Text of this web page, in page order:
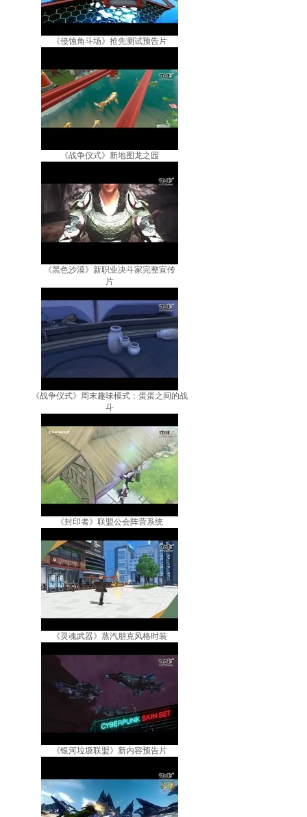
《侵蚀角斗场》抢先测试预告片
《战争仪式》新地图龙之园
《黑色沙漠》新职业决斗家完整宣传
片
《战争仪式》周末趣味模式：蛋蛋之间的战
斗
《封印者》联盟公会阵营系统
《灵魂武器》蒸汽朋克风格时装
《银河垃圾联盟》新内容预告片